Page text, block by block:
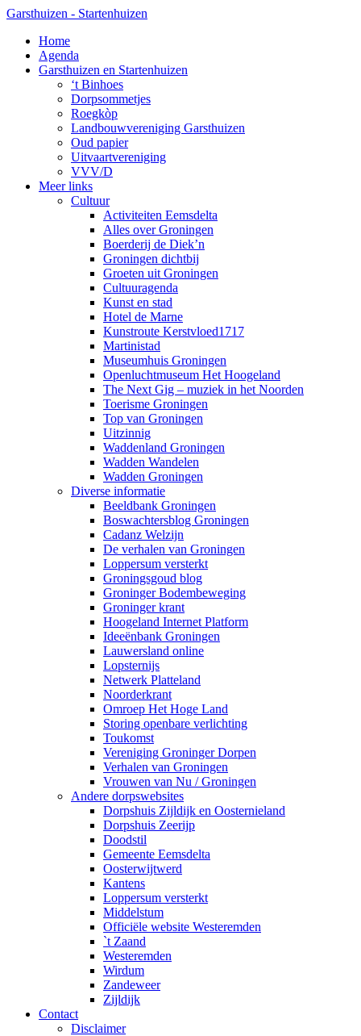
Skip
main
content
Garsthuizen - Startenhuizen
search
Menu
Home
Agenda
Garsthuizen en Startenhuizen
‘t Binhoes
Dorpsommetjes
Roegkòp
Landbouwvereniging Garsthuizen
Oud papier
Uitvaartvereniging
VVV/D
Meer links
Cultuur
Activiteiten Eemsdelta
Alles over Groningen
Boerderij de Diek’n
Groningen dichtbij
Groeten uit Groningen
Cultuuragenda
Kunst en stad
Hotel de Marne
Kunstroute Kerstvloed1717
Martinistad
Museumhuis Groningen
Openluchtmuseum Het Hoogeland
The Next Gig – muziek in het Noorden
Toerisme Groningen
Top van Groningen
Uitzinnig
Waddenland Groningen
Wadden Wandelen
Wadden Groningen
Diverse informatie
Beeldbank Groningen
Boswachtersblog Groningen
Cadanz Welzijn
De verhalen van Groningen
Loppersum versterkt
Groningsgoud blog
Groninger Bodembeweging
Groninger krant
Hoogeland Internet Platform
Ideeënbank Groningen
Lauwersland online
Lopsternijs
Netwerk Platteland
Noorderkrant
Omroep Het Hoge Land
Storing openbare verlichting
Toukomst
Vereniging Groninger Dorpen
Verhalen van Groningen
Vrouwen van Nu / Groningen
Andere dorpswebsites
Dorpshuis Zijldijk en Oosternieland
Dorpshuis Zeerijp
Doodstil
Gemeente Eemsdelta
Oosterwijtwerd
Kantens
Loppersum versterkt
Middelstum
Officiële website Westeremden
`t Zaand
Westeremden
Wirdum
Zandeweer
Zijldijk
Contact
Disclaimer